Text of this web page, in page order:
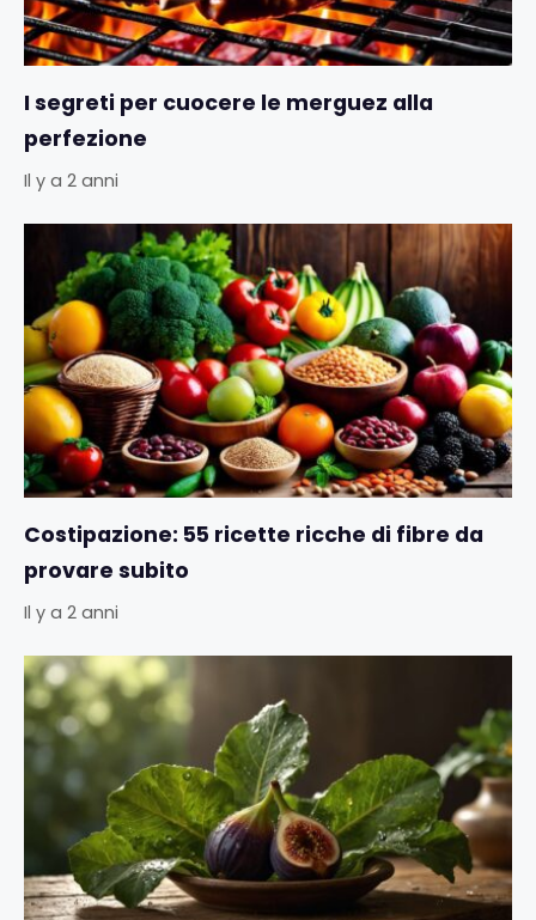
I segreti per cuocere le merguez alla
perfezione
Il y a 2 anni
Costipazione: 55 ricette ricche di fibre da
provare subito
Il y a 2 anni